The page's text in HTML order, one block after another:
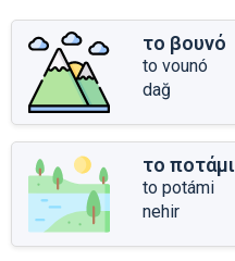
το βουνό
to vounó
dağ
το ποτάμι
to potámi
nehir